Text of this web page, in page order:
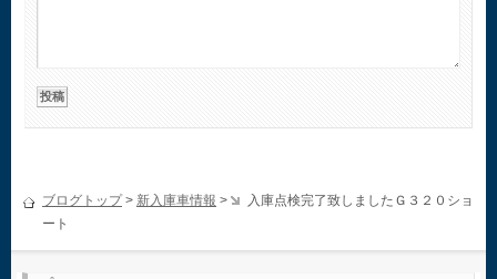
ブログトップ> 新入庫車情報 >
入庫点検完了致しましたＧ３２０ショ
ート